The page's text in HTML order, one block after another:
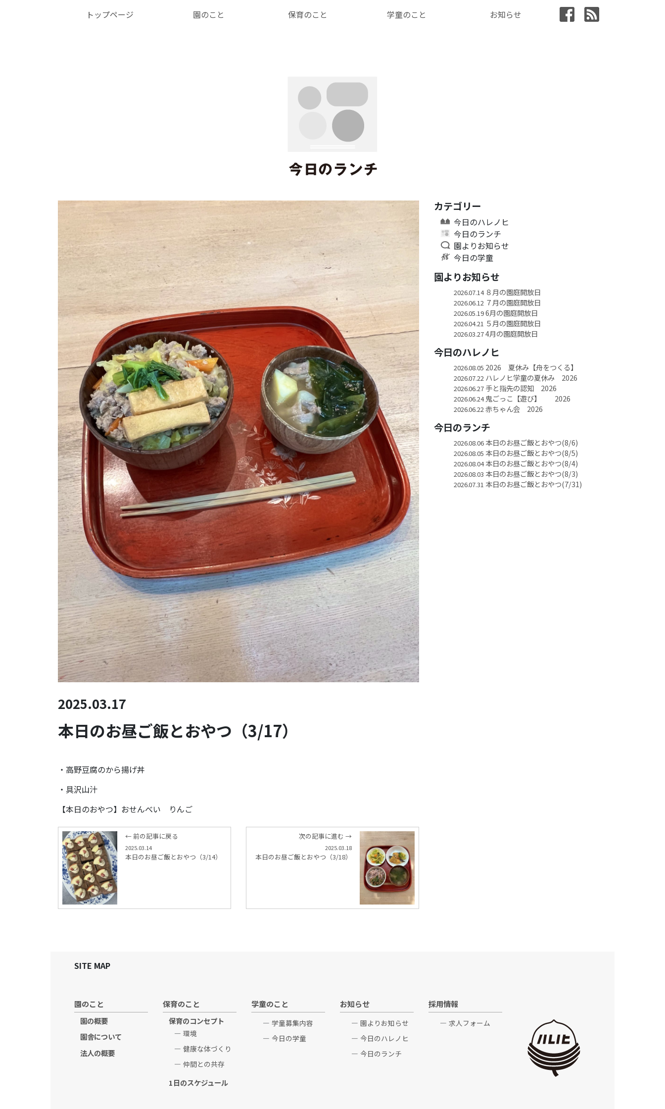
トップページ 園のこと 保育のこと 学童のこと お知らせ
2025.03.17
本日のお昼ご飯とおやつ（3/17）
・高野豆腐のから揚げ丼
・具沢山汁
【本日のおやつ】おせんべい りんご
← 前の記事に戻る
2025.03.14
本日のお昼ご飯とおやつ（3/14）
次の記事に進む →
2025.03.18
本日のお昼ご飯とおやつ（3/18）
カテゴリー
今日のハレノヒ
今日のランチ
園よりお知らせ
今日の学童
園よりお知らせ
2026.07.14８月の園庭開放日
2026.06.12 ７月の園庭開放日
2026.05.196月の園庭開放日
2026.04.21 ５月の園庭開放日
2026.03.274月の園庭開放日
今日のハレノヒ
2026.08.05 2026 夏休み【舟をつくる】
2026.07.22 ハレノヒ学童の夏休み 2026
2026.06.27手と指先の認知 2026
2026.06.24鬼ごっこ【遊び】 2026
2026.06.22 赤ちゃん会 2026
今日のランチ
2026.08.06本日のお昼ご飯とおやつ(8/6)
2026.08.05 本日のお昼ご飯とおやつ(8/5)
2026.08.04本日のお昼ご飯とおやつ(8/4)
2026.08.03 本日のお昼ご飯とおやつ(8/3)
2026.07.31 本日のお昼ご飯とおやつ(7/31)
SITE MAP
園のこと
園の概要
園舎について
法人の概要
保育のこと
保育のコンセプト
環境
健康な体づくり
仲間との共存
1日のスケジュール
学童のこと
学童募集内容
今日の学童
お知らせ
園よりお知らせ
今日のハレノヒ
今日のランチ
採用情報
求人フォーム